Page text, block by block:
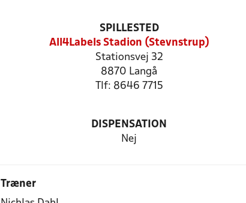
SPILLESTED
All4Labels Stadion (Stevnstrup)
Stationsvej 32
8870 Langå
Tlf: 8646 7715
DISPENSATION
Nej
Træner